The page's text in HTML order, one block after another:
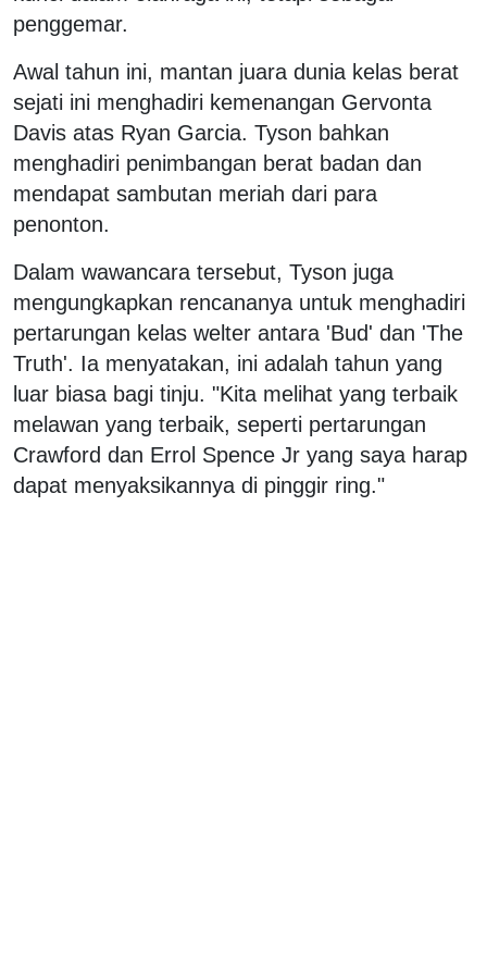
penggemar.
Awal tahun ini, mantan juara dunia kelas berat
sejati ini menghadiri kemenangan Gervonta
Davis atas Ryan Garcia. Tyson bahkan
menghadiri penimbangan berat badan dan
mendapat sambutan meriah dari para
penonton.
Dalam wawancara tersebut, Tyson juga
mengungkapkan rencananya untuk menghadiri
pertarungan kelas welter antara 'Bud' dan 'The
Truth'. Ia menyatakan, ini adalah tahun yang
luar biasa bagi tinju. "Kita melihat yang terbaik
melawan yang terbaik, seperti pertarungan
Crawford dan Errol Spence Jr yang saya harap
dapat menyaksikannya di pinggir ring."